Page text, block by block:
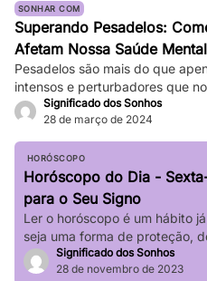
SONHAR COM
Superando Pesadelos:
Afetam Nossa Saúde
Pesadelos são mais do que
intensos e perturbadores que
profundo. Eles podem ser tão
fazem nosso coração bater
persiste mesmo depois de
ocasionais são comuns,
impactar significativamente
Significado dos Sonhos
28 de março de 2024
HORÓSCOPO
Horóscopo do Dia -
para o Seu Signo
Ler o horóscopo é um hábito
seja uma forma de proteção,
passos de sua vida e até
“roubadas”, não é mesmo?
Significado dos Sonhos
28 de novembro de 2023